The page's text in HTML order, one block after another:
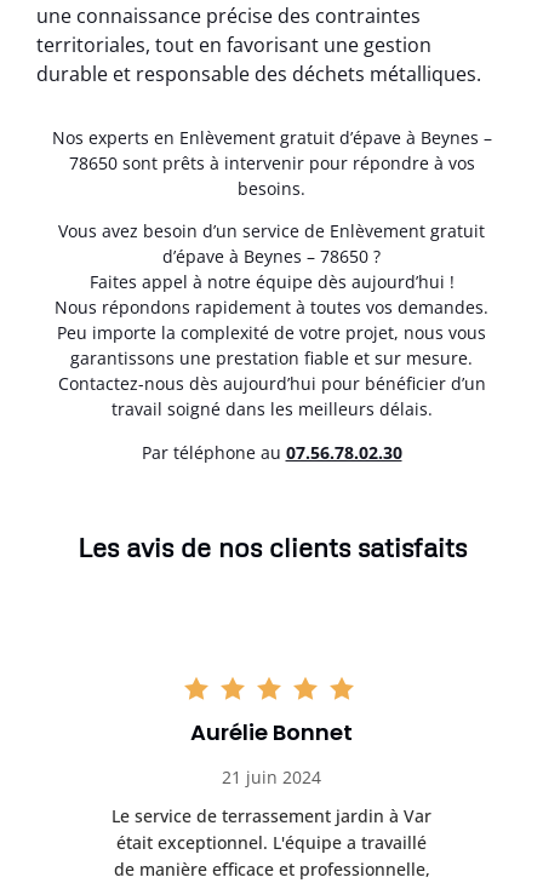
une connaissance précise des contraintes
territoriales, tout en favorisant une gestion
durable et responsable des déchets métalliques.
Nos experts en Enlèvement gratuit d’épave à Beynes –
78650 sont prêts à intervenir pour répondre à vos
besoins.
Vous avez besoin d’un service de Enlèvement gratuit
d’épave à Beynes – 78650 ?
Faites appel à notre équipe dès aujourd’hui !
Nous répondons rapidement à toutes vos demandes.
Peu importe la complexité de votre projet, nous vous
garantissons une prestation fiable et sur mesure.
Contactez-nous dès aujourd’hui pour bénéficier d’un
travail soigné dans les meilleurs délais.
Par téléphone au 07.56.78.02.30
Les avis de nos clients satisfaits
Aurélie Bonnet
21 juin 2024
Le service de terrassement jardin à Var
était exceptionnel. L'équipe a travaillé
de manière efficace et professionnelle,